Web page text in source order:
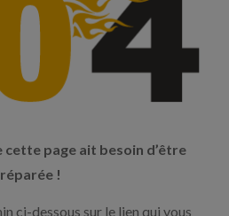
cette page ait besoin d’être
réparée !
ci-dessous sur le lien qui vous